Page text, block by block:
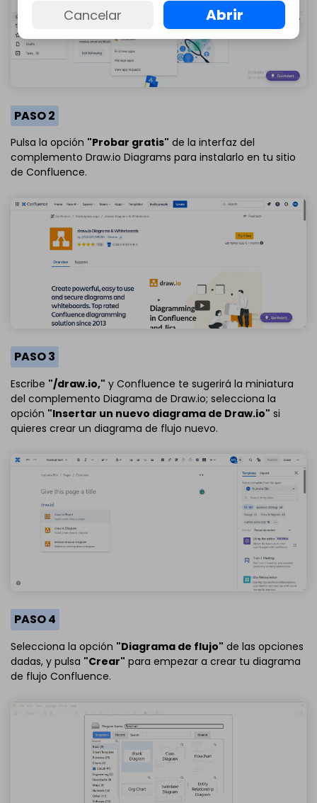
PASO 2
Pulsa la opción "Probar gratis" de la interfaz del
complemento Draw.io Diagrams para instalarlo en tu sitio
de Confluence.
PASO 3
Escribe "/draw.io," y Confluence te sugerirá la miniatura
del complemento Diagrama de Draw.io; selecciona la
opción "Insertar un nuevo diagrama de Draw.io" si
quieres crear un diagrama de flujo nuevo.
PASO 4
Selecciona la opción "Diagrama de flujo" de las opciones
dadas, y pulsa "Crear" para empezar a crear tu diagrama
de flujo Confluence.
Cancelar Abrir